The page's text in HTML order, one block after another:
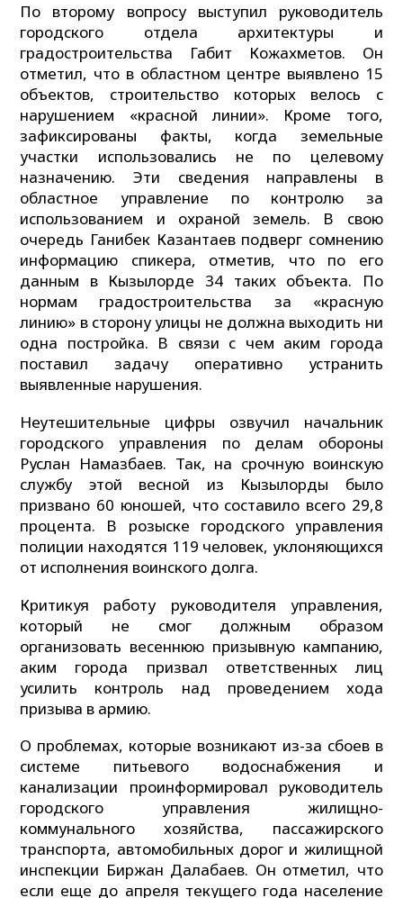
По второму вопросу выступил руководитель
городского отдела архитектуры и
градостроительства Габит Кожахметов. Он
отметил, что в областном центре выявлено 15
объектов, строительство которых велось с
нарушением «красной линии». Кроме того,
зафиксированы факты, когда земельные
участки использовались не по целевому
назначению. Эти сведения направлены в
областное управление по контролю за
использованием и охраной земель. В свою
очередь Ганибек Казантаев подверг сомнению
информацию спикера, отметив, что по его
данным в Кызылорде 34 таких объекта. По
нормам градостроительства за «красную
линию» в сторону улицы не должна выходить ни
одна постройка. В связи с чем аким города
поставил задачу оперативно устранить
выявленные нарушения.
Неутешительные цифры озвучил начальник
городского управления по делам обороны
Руслан Намазбаев. Так, на срочную воинскую
службу этой весной из Кызылорды было
призвано 60 юношей, что составило всего 29,8
процента. В розыске городского управления
полиции находятся 119 человек, уклоняющихся
от исполнения воинского долга.
Критикуя работу руководителя управления,
который не смог должным образом
организовать весеннюю призывную кампанию,
аким города призвал ответственных лиц
усилить контроль над проведением хода
призыва в армию.
О проблемах, которые возникают из-за сбоев в
системе питьевого водоснабжения и
канализации проинформировал руководитель
городского управления жилищно-
коммунального хозяйства, пассажирского
транспорта, автомобильных дорог и жилищной
инспекции Биржан Далабаев. Он отметил, что
если еще до апреля текущего года население